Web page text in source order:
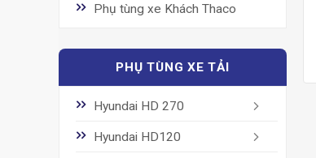
Phụ tùng xe Khách Thaco
PHỤ TÙNG XE TẢI
Hyundai HD 270
Hyundai HD120